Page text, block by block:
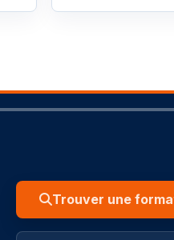
Trouver une